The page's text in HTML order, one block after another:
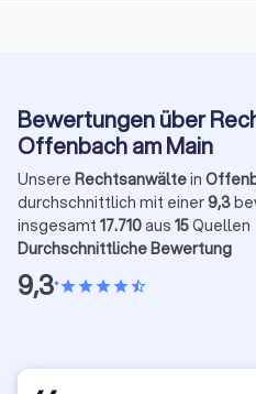
Bewertungen über
Offenbach am Main
Unsere Rechtsanwältein
durchschnittlich mit einer9,3
insgesamt 17.710aus 15Quellen
Durchschnittliche Bewertung
9,3•starstarstarstarstar_half